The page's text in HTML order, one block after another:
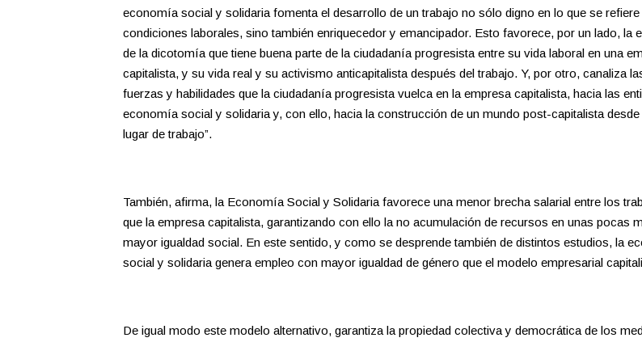
economía social y solidaria fomenta el desarrollo de un trabajo no sólo digno en lo que se refiere
condiciones laborales, sino también enriquecedor y emancipador. Esto favorece, por un lado, la
de la dicotomía que tiene buena parte de la ciudadanía progresista entre su vida laboral en una
capitalista, y su vida real y su activismo anticapitalista después del trabajo. Y, por otro, canaliza
fuerzas y habilidades que la ciudadanía progresista vuelca en la empresa capitalista, hacia las
economía social y solidaria y, con ello, hacia la construcción de un mundo post-capitalista desde
lugar de trabajo”.
También, afirma, la Economía Social y Solidaria favorece una menor brecha salarial entre los
que la empresa capitalista, garantizando con ello la no acumulación de recursos en unas pocas
mayor igualdad social. En este sentido, y como se desprende también de distintos estudios, la
social y solidaria genera empleo con mayor igualdad de género que el modelo empresarial
De igual modo este modelo alternativo, garantiza la propiedad colectiva y democrática de los